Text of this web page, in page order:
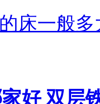
床一般多
好 双层